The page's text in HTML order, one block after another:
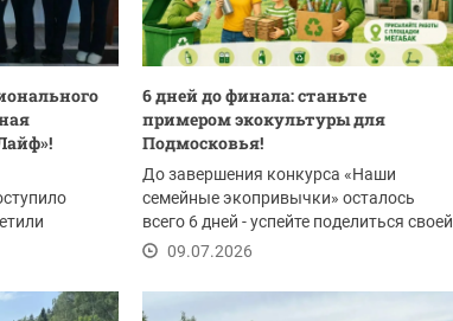
6 дней до финала: станьте
примером экокультуры для
Подмосковья!
До завершения конкурса «Наши
семейные экопривычки» осталось
всего 6 дней - успейте поделиться своей
доброй историей!
09.07.2026